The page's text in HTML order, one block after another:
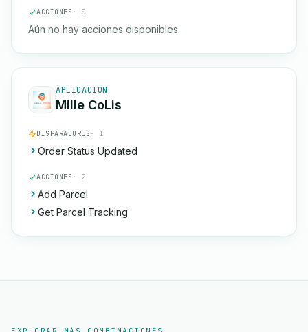
ACCIONES · 0
Aún no hay acciones disponibles.
APLICACIÓN
Mille CoLis
DISPARADORES · 1
Order Status Updated
ACCIONES · 2
Add Parcel
Get Parcel Tracking